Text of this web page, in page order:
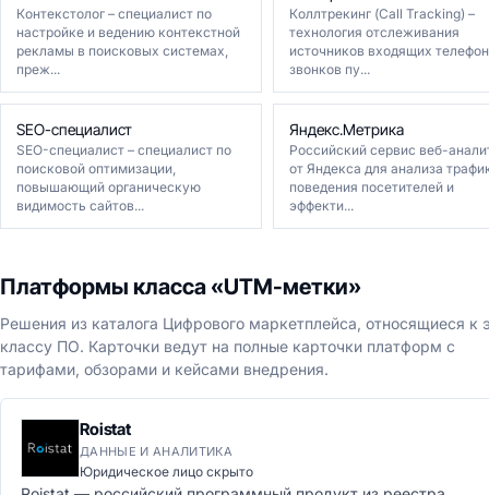
Контекстолог – специалист по
настройке и ведению контекстной
рекламы в поисковых системах,
преж...
Коллтрекинг (Call Tracking) –
технология отслеживания
источников входящих
звонков пу...
SEO-специалист
SEO-специалист – специалист по
поисковой оптимизации,
повышающий органическую
видимость сайтов...
Яндекс.Метрика
Российский сервис веб-
от Яндекса для анализа
поведения посетителей и
эффекти...
Платформы класса «UTM-метки»
Решения из каталога Цифрового маркетплейса, относящиеся к
классу ПО. Карточки ведут на полные карточки платформ с
тарифами, обзорами и кейсами внедрения.
Roistat
ДАННЫЕ И АНАЛИТИКА
Юридическое лицо скрыто